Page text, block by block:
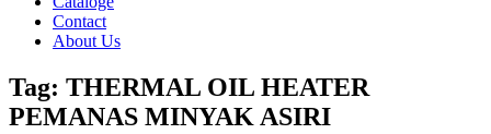
Contact
About Us
Tag: THERMAL OIL HEATER
PEMANAS MINYAK ASIRI